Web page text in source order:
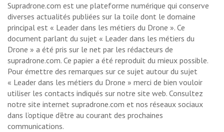
Supradrone.com est une plateforme numérique qui conserve
diverses actualités publiées sur la toile dont le domaine
principal est « Leader dans les métiers du Drone ». Ce
document parlant du sujet « Leader dans les métiers du
Drone » a été pris sur le net par les rédacteurs de
supradrone.com. Ce papier a été reproduit du mieux possible.
Pour émettre des remarques sur ce sujet autour du sujet
« Leader dans les métiers du Drone » merci de bien vouloir
utiliser les contacts indiqués sur notre site web. Consultez
notre site internet supradrone.com et nos réseaux sociaux
dans l’optique d’être au courant des prochaines
communications.